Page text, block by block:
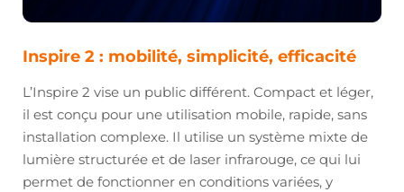
Inspire 2 : mobilité, simplicité, efficacité
L’Inspire 2 vise un public différent. Compact et léger,
il est conçu pour une utilisation mobile, rapide, sans
installation complexe. Il utilise un système mixte de
lumière structurée et de laser infrarouge, ce qui lui
permet de fonctionner en conditions variées, y